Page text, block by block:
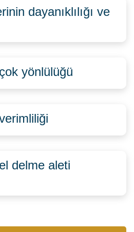
dayanıklılığı ve
yönlülüğü
delme aleti